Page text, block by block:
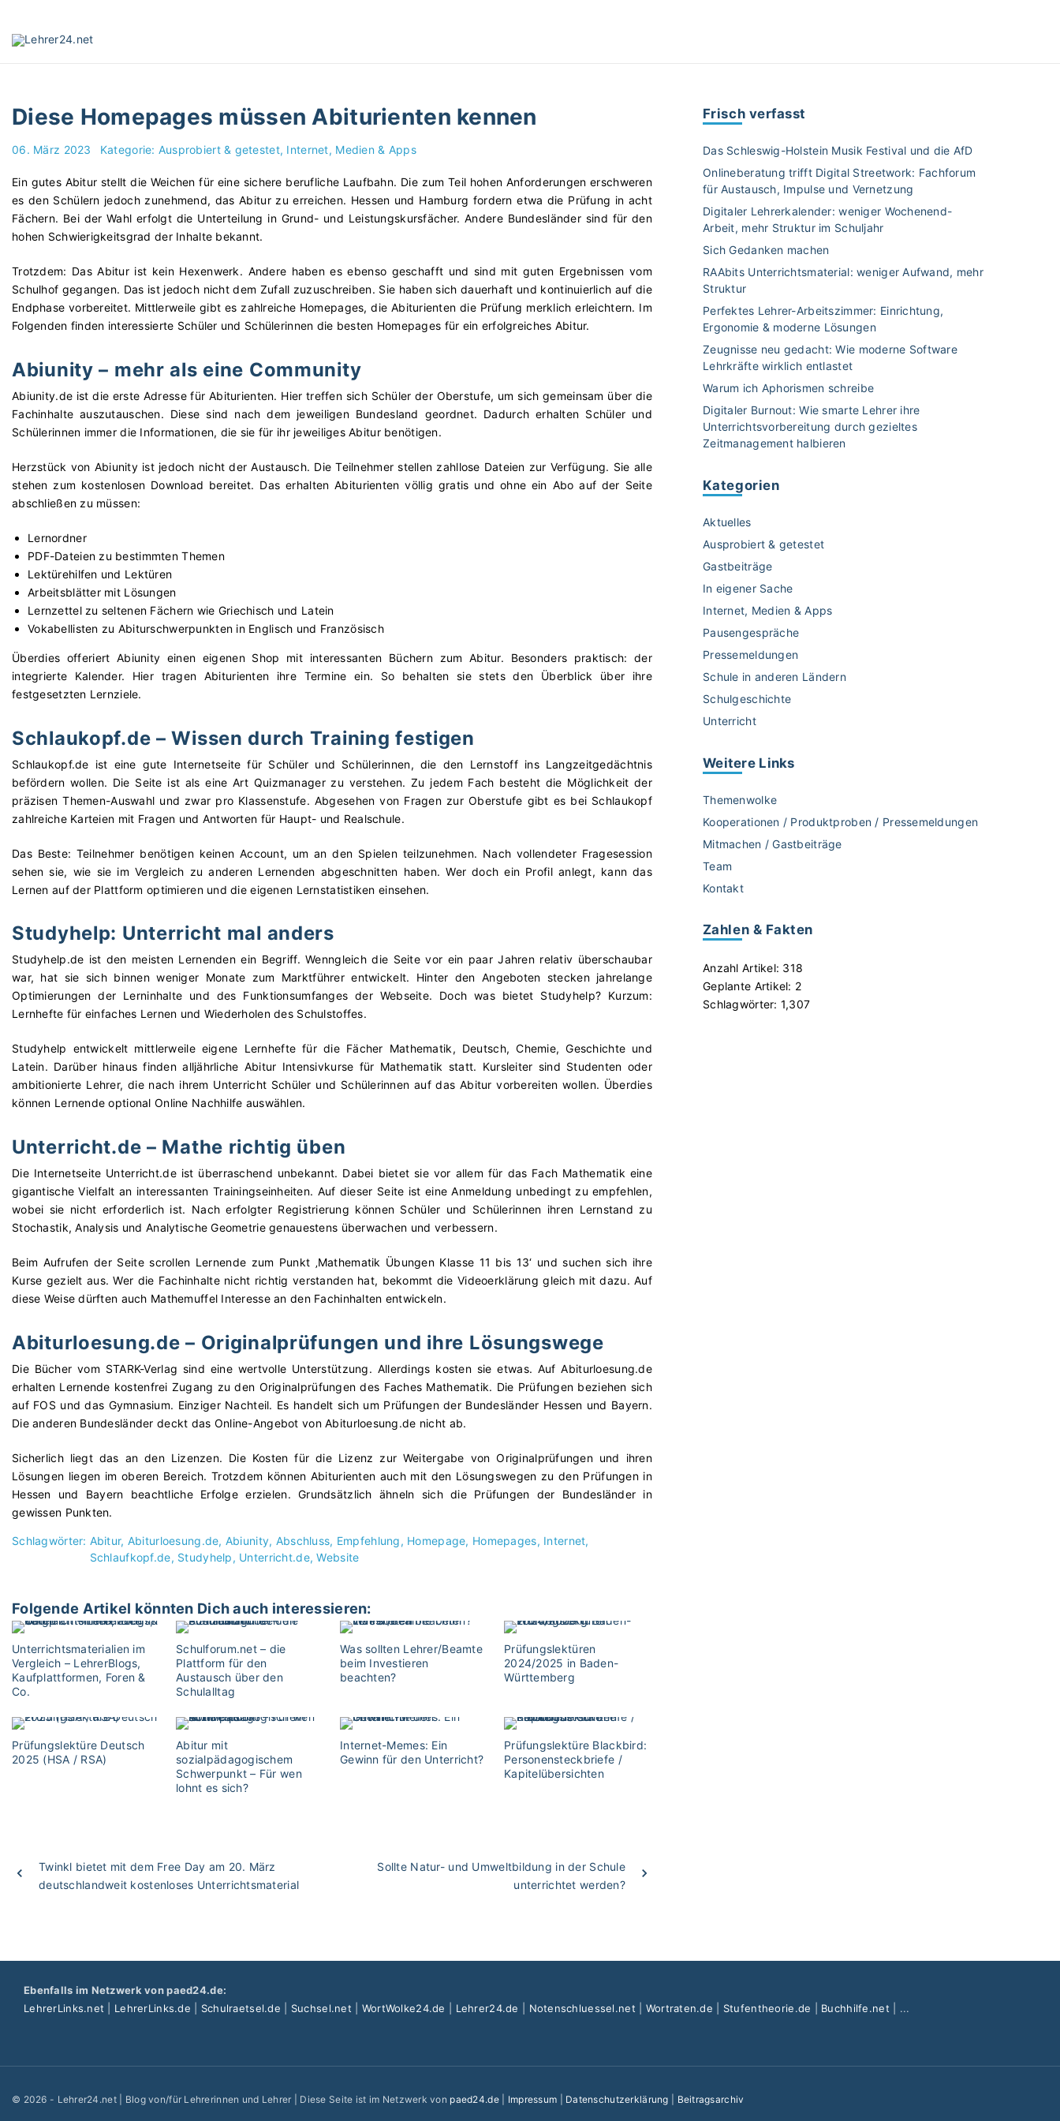
Diese Homepages müssen Abiturienten kennen
06. März 2023 Kategorie: Ausprobiert & getestet Internet, Medien & Apps
Ein gutes Abitur stellt die Weichen für eine sichere berufliche Laufbahn. Die zum Teil hohen Anforderungen erschweren
es den Schülern jedoch zunehmend, das Abitur zu erreichen. Hessen und Hamburg fordern etwa die Prüfung in acht
Fächern. Bei der Wahl erfolgt die Unterteilung in Grund- und Leistungskursfächer. Andere Bundesländer sind für den
hohen Schwierigkeitsgrad der Inhalte bekannt.
Trotzdem: Das Abitur ist kein Hexenwerk. Andere haben es ebenso geschafft und sind mit guten Ergebnissen vom
Schulhof gegangen. Das ist jedoch nicht dem Zufall zuzuschreiben. Sie haben sich dauerhaft und kontinuierlich auf die
Endphase vorbereitet. Mittlerweile gibt es zahlreiche Homepages, die Abiturienten die Prüfung merklich erleichtern. Im
Folgenden finden interessierte Schüler und Schülerinnen die besten Homepages für ein erfolgreiches Abitur.
Abiunity – mehr als eine Community
Abiunity.de ist die erste Adresse für Abiturienten. Hier treffen sich Schüler der Oberstufe, um sich gemeinsam über die
Fachinhalte auszutauschen. Diese sind nach dem jeweiligen Bundesland geordnet. Dadurch erhalten Schüler und
Schülerinnen immer die Informationen, die sie für ihr jeweiliges Abitur benötigen.
Herzstück von Abiunity ist jedoch nicht der Austausch. Die Teilnehmer stellen zahllose Dateien zur Verfügung. Sie alle
stehen zum kostenlosen Download bereitet. Das erhalten Abiturienten völlig gratis und ohne ein Abo auf der Seite
abschließen zu müssen:
Lernordner
PDF-Dateien zu bestimmten Themen
Lektürehilfen und Lektüren
Arbeitsblätter mit Lösungen
Lernzettel zu seltenen Fächern wie Griechisch und Latein
Vokabellisten zu Abiturschwerpunkten in Englisch und Französisch
Überdies offeriert Abiunity einen eigenen Shop mit interessanten Büchern zum Abitur. Besonders praktisch: der
integrierte Kalender. Hier tragen Abiturienten ihre Termine ein. So behalten sie stets den Überblick über ihre
festgesetzten Lernziele.
Schlaukopf.de – Wissen durch Training festigen
Schlaukopf.de ist eine gute Internetseite für Schüler und Schülerinnen, die den Lernstoff ins Langzeitgedächtnis
befördern wollen. Die Seite ist als eine Art Quizmanager zu verstehen. Zu jedem Fach besteht die Möglichkeit der
präzisen Themen-Auswahl und zwar pro Klassenstufe. Abgesehen von Fragen zur Oberstufe gibt es bei Schlaukopf
zahlreiche Karteien mit Fragen und Antworten für Haupt- und Realschule.
Das Beste: Teilnehmer benötigen keinen Account, um an den Spielen teilzunehmen. Nach vollendeter Fragesession
sehen sie, wie sie im Vergleich zu anderen Lernenden abgeschnitten haben. Wer doch ein Profil anlegt, kann das
Lernen auf der Plattform optimieren und die eigenen Lernstatistiken einsehen.
Studyhelp: Unterricht mal anders
Studyhelp.de ist den meisten Lernenden ein Begriff. Wenngleich die Seite vor ein paar Jahren relativ überschaubar
war, hat sie sich binnen weniger Monate zum Marktführer entwickelt. Hinter den Angeboten stecken jahrelange
Optimierungen der Lerninhalte und des Funktionsumfanges der Webseite. Doch was bietet Studyhelp? Kurzum:
Lernhefte für einfaches Lernen und Wiederholen des Schulstoffes.
Studyhelp entwickelt mittlerweile eigene Lernhefte für die Fächer Mathematik, Deutsch, Chemie, Geschichte und
Latein. Darüber hinaus finden alljährliche Abitur Intensivkurse für Mathematik statt. Kursleiter sind Studenten oder
ambitionierte Lehrer, die nach ihrem Unterricht Schüler und Schülerinnen auf das Abitur vorbereiten wollen. Überdies
können Lernende optional Online Nachhilfe auswählen.
Unterricht.de – Mathe richtig üben
Die Internetseite Unterricht.de ist überraschend unbekannt. Dabei bietet sie vor allem für das Fach Mathematik eine
gigantische Vielfalt an interessanten Trainingseinheiten. Auf dieser Seite ist eine Anmeldung unbedingt zu empfehlen,
wobei sie nicht erforderlich ist. Nach erfolgter Registrierung können Schüler und Schülerinnen ihren Lernstand zu
Stochastik, Analysis und Analytische Geometrie genauestens überwachen und verbessern.
Beim Aufrufen der Seite scrollen Lernende zum Punkt ‚Mathematik Übungen Klasse 11 bis 13‘ und suchen sich ihre
Kurse gezielt aus. Wer die Fachinhalte nicht richtig verstanden hat, bekommt die Videoerklärung gleich mit dazu. Auf
diese Weise dürften auch Mathemuffel Interesse an den Fachinhalten entwickeln.
Abiturloesung.de – Originalprüfungen und ihre Lösungswege
Die Bücher vom STARK-Verlag sind eine wertvolle Unterstützung. Allerdings kosten sie etwas. Auf Abiturloesung.de
erhalten Lernende kostenfrei Zugang zu den Originalprüfungen des Faches Mathematik. Die Prüfungen beziehen sich
auf FOS und das Gymnasium. Einziger Nachteil. Es handelt sich um Prüfungen der Bundesländer Hessen und Bayern.
Die anderen Bundesländer deckt das Online-Angebot von Abiturloesung.de nicht ab.
Sicherlich liegt das an den Lizenzen. Die Kosten für die Lizenz zur Weitergabe von Originalprüfungen und ihren
Lösungen liegen im oberen Bereich. Trotzdem können Abiturienten auch mit den Lösungswegen zu den Prüfungen in
Hessen und Bayern beachtliche Erfolge erzielen. Grundsätzlich ähneln sich die Prüfungen der Bundesländer in
gewissen Punkten.
Schlagwörter: Abitur Abiturloesung.de Abiunity Abschluss Empfehlung Homepage Homepages Internet
Schlaufkopf.de Studyhelp Unterricht.de Website
Folgende Artikel könnten Dich auch interessieren:
Unterrichtsmaterialien im
Vergleich – LehrerBlogs,
Kaufplattformen, Foren &
Co.
Schulforum.net – die
Plattform für den
Austausch über den
Schulalltag
Was sollten Lehrer/Beamte
beim Investieren
beachten?
Prüfungslektüren
2024/2025 in Baden-
Württemberg
Prüfungslektüre Deutsch
2025 (HSA / RSA)
Abitur mit
sozialpädagogischem
Schwerpunkt – Für wen
lohnt es sich?
Internet-Memes: Ein
Gewinn für den Unterricht?
Prüfungslektüre Blackbird:
Personensteckbriefe /
Kapitelübersichten
Twinkl bietet mit dem Free Day am 20. März
deutschlandweit kostenloses Unterrichtsmaterial
Sollte Natur- und Umweltbildung in der Schule
unterrichtet werden?
Frisch verfasst
Das Schleswig-Holstein Musik Festival und die AfD
Onlineberatung trifft Digital Streetwork: Fachforum
für Austausch, Impulse und Vernetzung
Digitaler Lehrerkalender: weniger Wochenend-
Arbeit, mehr Struktur im Schuljahr
Sich Gedanken machen
RAAbits Unterrichtsmaterial: weniger Aufwand, mehr
Struktur
Perfektes Lehrer-Arbeitszimmer: Einrichtung,
Ergonomie & moderne Lösungen
Zeugnisse neu gedacht: Wie moderne Software
Lehrkräfte wirklich entlastet
Warum ich Aphorismen schreibe
Digitaler Burnout: Wie smarte Lehrer ihre
Unterrichtsvorbereitung durch gezieltes
Zeitmanagement halbieren
Kategorien
Aktuelles
Ausprobiert & getestet
Gastbeiträge
In eigener Sache
Internet, Medien & Apps
Pausengespräche
Pressemeldungen
Schule in anderen Ländern
Schulgeschichte
Unterricht
Weitere Links
Themenwolke
Kooperationen / Produktproben / Pressemeldungen
Mitmachen / Gastbeiträge
Team
Kontakt
Zahlen & Fakten
Anzahl Artikel: 318
Geplante Artikel: 2
Schlagwörter: 1,307
Ebenfalls im Netzwerk von paed24.de:
LehrerLinks.net
LehrerLinks.de Schulraetsel.de Suchsel.net WortWolke24.de Lehrer24.de Notenschluessel.net Wortraten.de Stufentheorie.de Buchhilfe.net | ...
© 2026 - Lehrer24.net | Blog von/für Lehrerinnen und Lehrer | Diese Seite ist im Netzwerk von paed24.de| Impressum Datenschutzerklärung Beitragsarchiv